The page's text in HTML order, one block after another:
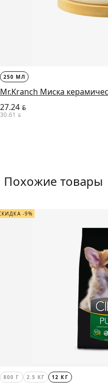
250 МЛ
Mr.Kranch Миска
27.24 BYN
30.61 BYN
Похожие товары
-9%
800 Г 2.5 КГ 12 КГ